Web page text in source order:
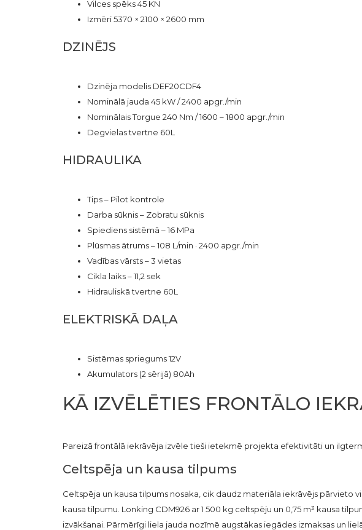
Vilces spēks 45 KN
Izmēri 5370 × 2100 × 2600 mm
DZINĒJS
Dzinēja modelis DEF20CDF4
Nominālā jauda 45 kW / 2400 apgr./min
Nominālais Torgue 240 Nm / 1600 – 1800 apgr./min
Degvielas tvertne 60L
HIDRAULIKA
Tips – Pilot kontrole
Darba sūknis – Zobratu sūknis
Spiediens sistēmā – 16 MPa
Plūsmas ātrums – 108 L/min · 2400 apgr./min
Vadības vārsts – 3 vietas
Cikla laiks – 11,2 sek
Hidrauliskā tvertne 60L
ELEKTRISKĀ DAĻA
Sistēmas spriegums 12V
Akumulators (2 sērijā) 80Ah
KĀ IZVĒLĒTIES FRONTĀLO
Pareizā frontālā iekrāvēja izvēle tieši ietekmē projekta efektivitāti un
Celtspēja un kausa tilpums
Celtspēja un kausa tilpums nosaka, cik daudz materiāla iekrāvējs pārvieto
kausa tilpumu. Lonking CDM926 ar 1 500 kg celtspēju un 0,75 m³ kausa
izvākšanai. Pārmērīgi liela jauda nozīmē augstākas iegādes izmaksas un